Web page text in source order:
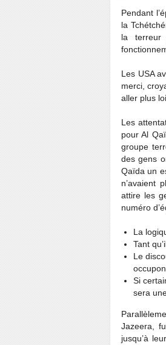
Pendant
la
la terreur
Les USA
merci,
aller plus
Les
pour Al
groupe
des gens
Qaïda un
n’avaient
attire les
numéro
La
Tant
Le
Si
sera
Jazeera,
jusqu’à